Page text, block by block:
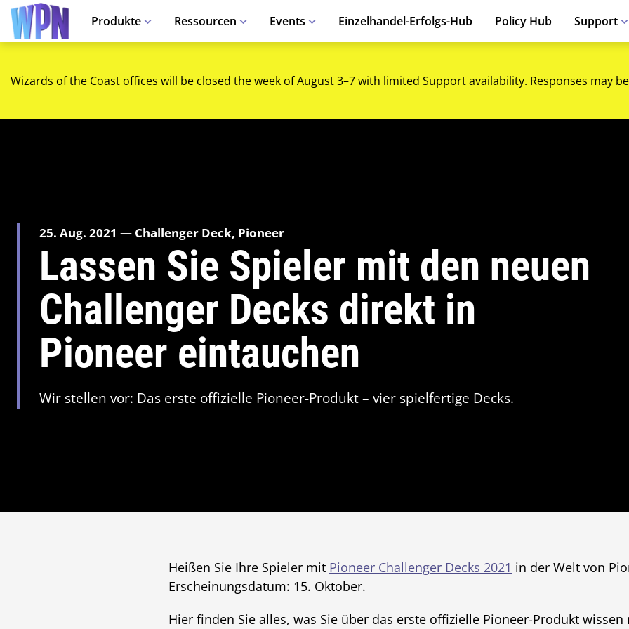
Produkte Ressourcen Events Einzelhandel-Erfolgs-Hub Policy Hub Support
Wizards of the Coast offices will be closed the week of August 3–7 with limited Support availability. Responses may
25. Aug. 2021 — Challenger Deck, Pioneer
Lassen Sie Spieler mit den neuen
Challenger Decks direkt in
Pioneer eintauchen
Wir stellen vor: Das erste offizielle Pioneer-Produkt – vier spielfertige Decks.
Heißen Sie Ihre Spieler mit Pioneer Challenger Decks 2021 in der Welt von
Erscheinungsdatum: 15. Oktober.
Hier finden Sie alles, was Sie über das erste offizielle Pioneer-Produkt wissen